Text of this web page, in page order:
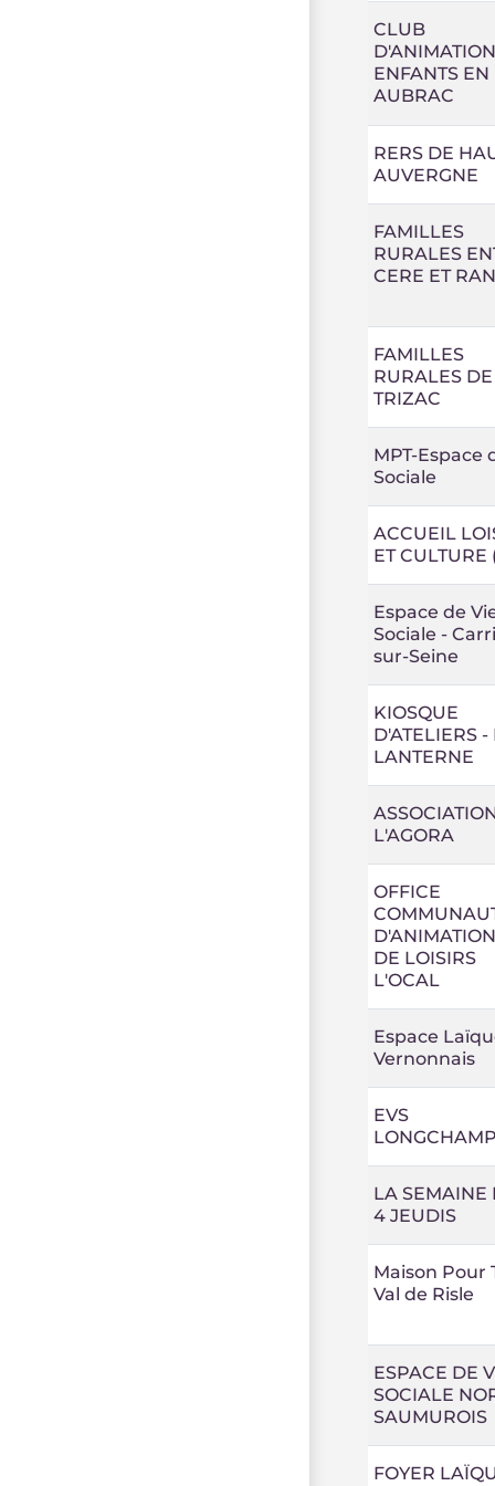
CLUB
ENFANTS EN
AUBRAC
RERS DE
AUVERGNE
FAMILLES
RURALES
CERE ET
FAMILLES
RURALES DE
TRIZAC
MPT-Espace
Sociale
ACCUEIL
ET CULTURE
Espace de
Sociale -
sur-Seine
KIOSQUE
D'ATELIERS -
LANTERNE
L'AGORA
OFFICE
DE LOISIRS
L'OCAL
Espace
Vernonnais
EVS
LA SEMAINE
4 JEUDIS
Maison Pour
Val de Risle
ESPACE DE
SOCIALE
SAUMUROIS
FOYER